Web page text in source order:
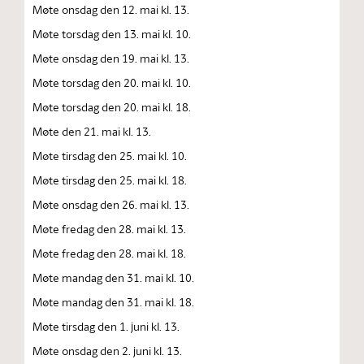
Møte onsdag den 12. mai kl. 13.
Møte torsdag den 13. mai kl. 10.
Møte onsdag den 19. mai kl. 13.
Møte torsdag den 20. mai kl. 10.
Møte torsdag den 20. mai kl. 18.
Møte den 21. mai kl. 13.
Møte tirsdag den 25. mai kl. 10.
Møte tirsdag den 25. mai kl. 18.
Møte onsdag den 26. mai kl. 13.
Møte fredag den 28. mai kl. 13.
Møte fredag den 28. mai kl. 18.
Møte mandag den 31. mai kl. 10.
Møte mandag den 31. mai kl. 18.
Møte tirsdag den 1. juni kl. 13.
Møte onsdag den 2. juni kl. 13.